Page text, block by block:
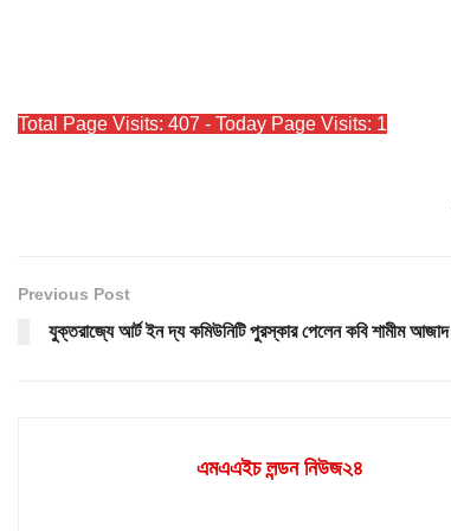
Total Page Visits: 407 - Today Page Visits: 1
Previous Post
যুক্তরাজ্যে আর্ট ইন দ্য কমিউনিটি পুরস্কার পেলেন কবি শামীম আজাদ
এমএএইচ লন্ডন নিউজ২৪